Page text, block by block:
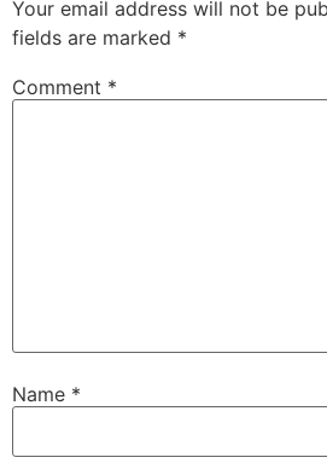
Your email address will not be
fields are marked *
Comment *
Name *